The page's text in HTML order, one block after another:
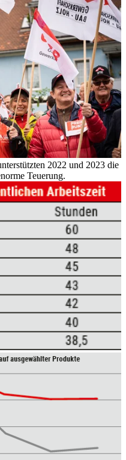
2022 und 2023 die
Teuerung.